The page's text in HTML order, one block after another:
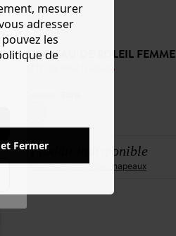
CHAPEAU DE SOLEIL FEMME
CHF 25.95
Produit indisponible
Voir l'ensemble des chapeaux
mesurer
adresser
les
de
Fermer